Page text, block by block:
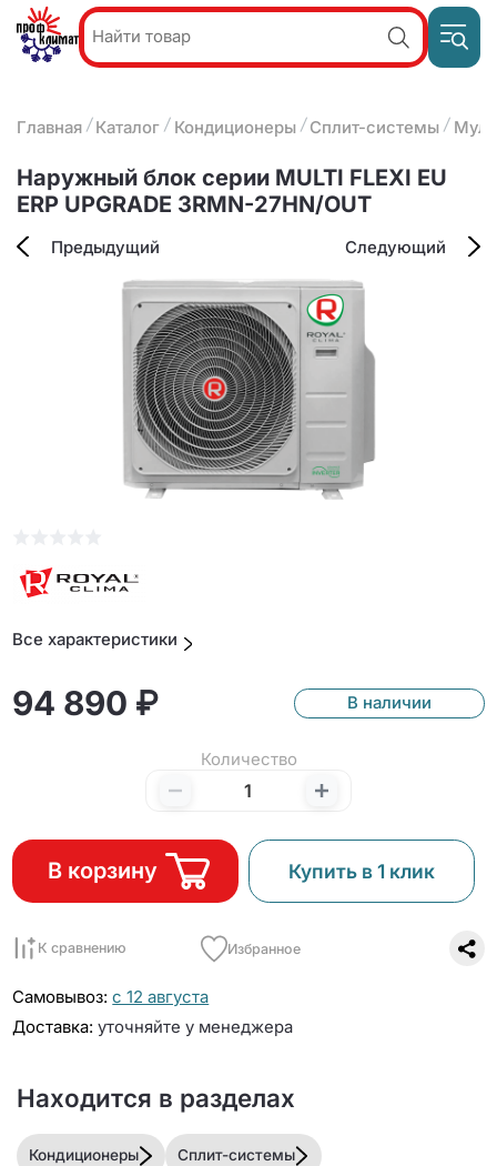
Акции и
О компании
Наши услуги
Оплата и доставка
8
25-
93-63
Главная Каталог Кондиционеры Сплит-системы
Наружный блок серии MULTI FLEXI EU
ERP UPGRADE 3RMN-27HN/OUT
Предыдущий Следующий
Все характеристики
94 890 ₽ В наличии
Количество
В корзину Купить в 1 клик
К сравнению Избранное
Самовывоз: с 12 августа
Доставка: уточняйте у менеджера
Находится в разделах
Кондиционеры Сплит-системы